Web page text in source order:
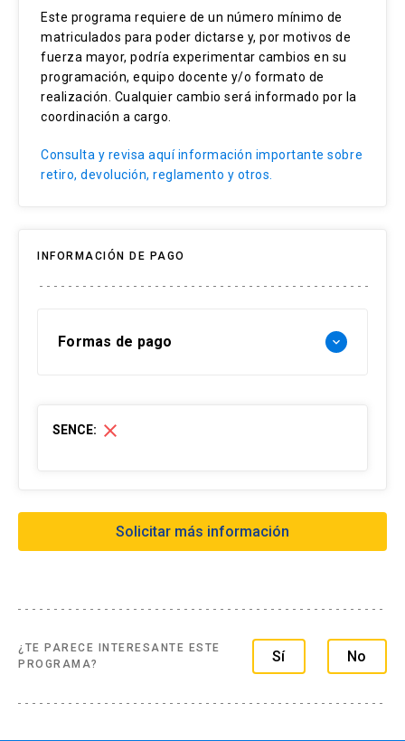
Universidad Autónoma de Madrid, España.
Gonzalo Severin Huidobro
Abogado, Pontificia Universidad Católica de
Suplente de Viña del Mar y Abogado asesor de
Banco de Crédito e Inversiones.
Derecho Notarial Chileno
Contrato notarial
Compraventa de bienes
Testamentos
Este programa requiere de un número mínimo de
matriculados para poder dictarse y, por motivos de
fuerza mayor, podría experimentar cambios en su
programación, equipo docente y/o formato de
realización. Cualquier cambio será informado por la
coordinación a cargo.
Consulta y revisa aquí información importante sobre
retiro, devolución, reglamento y otros.
INFORMACIÓN DE PAGO
Formas de pago keyboard_arrow_down
- Web pay: Tarjeta de crédito hasta 3 cuotas
SENCE: close
Solicitar más información
¿TE PARECE INTERESANTE ESTE
PROGRAMA?
Sí No